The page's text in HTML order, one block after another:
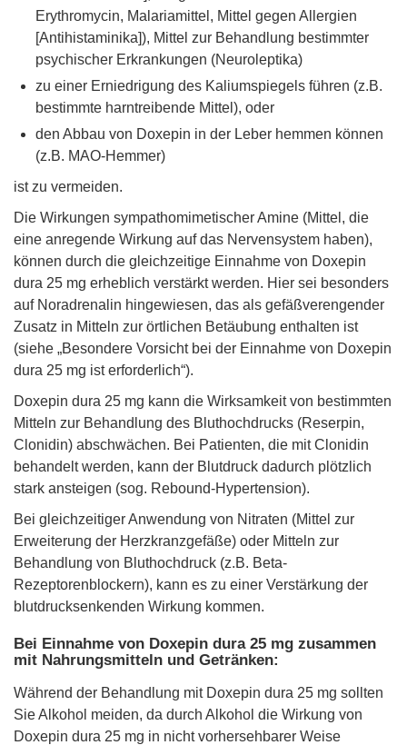
Erythromycin, Malariamittel, Mittel gegen Allergien
[Antihistaminika]), Mittel zur Behandlung bestimmter
psychischer Erkrankungen (Neuroleptika)
zu einer Erniedrigung des Kaliumspiegels führen (z.B.
bestimmte harntreibende Mittel), oder
den Abbau von Doxepin in der Leber hemmen können
(z.B. MAO-Hemmer)
ist zu vermeiden.
Die Wirkungen sympathomimetischer Amine (Mittel, die
eine anregende Wirkung auf das Nervensystem haben),
können durch die gleichzeitige Einnahme von Doxepin
dura 25 mg erheblich verstärkt werden. Hier sei besonders
auf Noradrenalin hingewiesen, das als gefäßverengender
Zusatz in Mitteln zur örtlichen Betäubung enthalten ist
(siehe „Besondere Vorsicht bei der Einnahme von Doxepin
dura 25 mg ist erforderlich“).
Doxepin dura 25 mg kann die Wirksamkeit von bestimmten
Mitteln zur Behandlung des Bluthochdrucks (Reserpin,
Clonidin) abschwächen. Bei Patienten, die mit Clonidin
behandelt werden, kann der Blutdruck dadurch plötzlich
stark ansteigen (sog. Rebound-Hypertension).
Bei gleichzeitiger Anwendung von Nitraten (Mittel zur
Erweiterung der Herzkranzgefäße) oder Mitteln zur
Behandlung von Bluthochdruck (z.B. Beta-
Rezeptorenblockern), kann es zu einer Verstärkung der
blutdrucksenkenden Wirkung kommen.
Bei Einnahme von Doxepin dura 25 mg zusammen
mit Nahrungsmitteln und Getränken:
Während der Behandlung mit Doxepin dura 25 mg sollten
Sie Alkohol meiden, da durch Alkohol die Wirkung von
Doxepin dura 25 mg in nicht vorhersehbarer Weise